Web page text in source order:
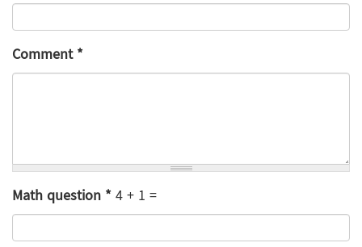
Comment*
Math question*4 + 1 =